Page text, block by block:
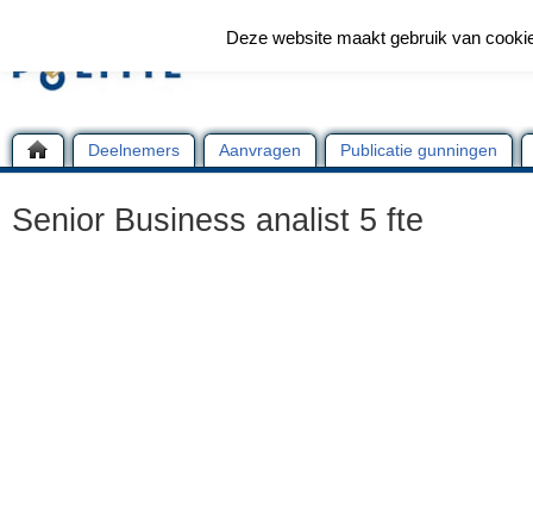
Deelnemers Aanvragen Publicatie gunningen
Senior Business analist 5 fte
Deze website maakt gebruik van